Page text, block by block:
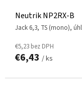
Neutrik NP2RX-B
jack 6,3, TS (mono),
€5,23 bez DPH
€6,43 / ks